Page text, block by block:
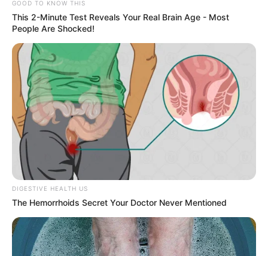
Motos e bicicletas para ACS e ACE: veja o
passo a passo para conseguir o benefício.
Câmara dos Deputados: anuênios, triênios,
quinquênios, sexta-parte e licenças-prêmio
entram no debate.
Presidente Kennedy (ES) abre processo
seletivo para Agentes de Saúde e de
Combate às Endemias.
O que é que os diretores da CONACS foram
Brasília?
Modelo para os Agentes de Saúde:
GOOD TO KNOW THIS
This 2-Minute Test Reveals Your Real Brain Age - Most
People Are Shocked!
DIGESTIVE HEALTH US
The Hemorrhoids Secret Your Doctor Never Mentioned